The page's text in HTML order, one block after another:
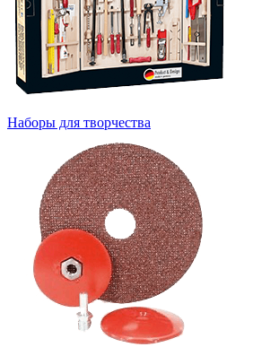
Наборы для творчества